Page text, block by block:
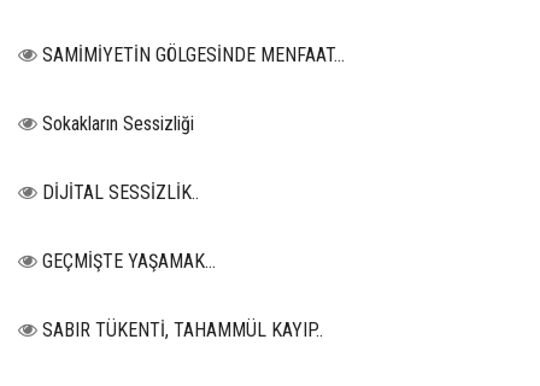
SAMİMİYETİN GÖLGESİNDE MENFAAT…
Sokakların Sessizliği
DİJİTAL SESSİZLİK..
GEÇMİŞTE YAŞAMAK…
SABIR TÜKENTİ, TAHAMMÜL KAYIP..